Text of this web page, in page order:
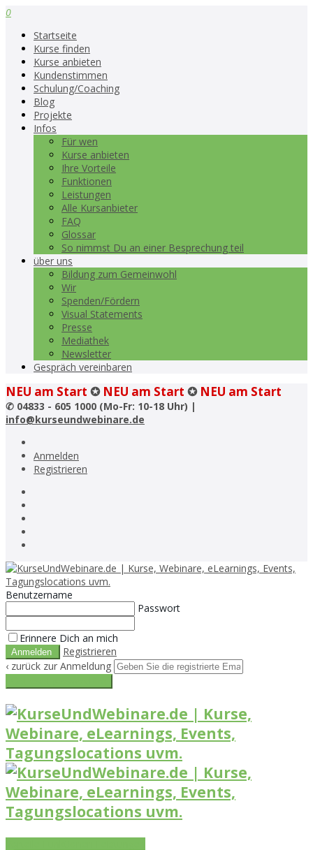
0
Startseite
Kurse finden
Kurse anbieten
Kundenstimmen
Schulung/Coaching
Blog
Projekte
Infos
Für wen
Kurse anbieten
Ihre Vorteile
Funktionen
Leistungen
Alle Kursanbieter
FAQ
Glossar
So nimmst Du an einer Besprechung teil
über uns
Bildung zum Gemeinwohl
Wir
Spenden/Fördern
Visual Statements
Presse
Mediathek
Newsletter
Gespräch vereinbaren
NEU am Start ✪ NEU am Start ✪ NEU am Start
✆ 04833 - 605 1000 (Mo-Fr: 10-18 Uhr) |
info@kurseundwebinare.de
Anmelden
Registrieren
Benutzername
Passwort
Erinnere Dich an mich
Registrieren
‹ zurück zur Anmeldung